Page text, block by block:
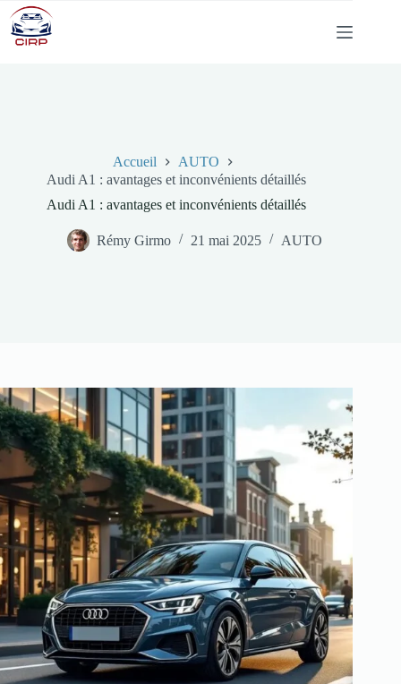
Passer
au
contenu
Accueil
AUTO
Audi A1 : avantages et inconvénients détaillés
Audi A1 : avantages et inconvénients détaillés
Rémy Girmo 21 mai 2025 AUTO